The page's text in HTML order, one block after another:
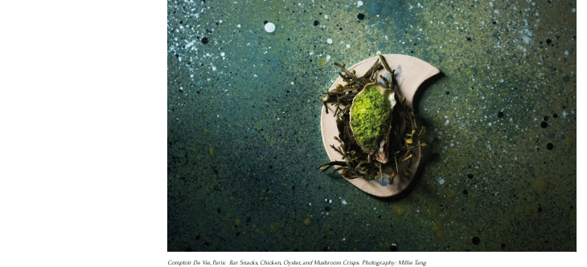
Comptoir De Vie, Paris:  Bar Snacks, Chicken, Oyster, and Mushroom Crisps. Photography: Millie Tang